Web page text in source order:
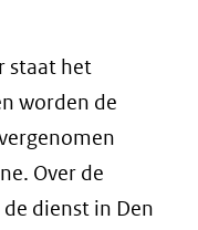
staat het
worden de
Over de
dienst in Den